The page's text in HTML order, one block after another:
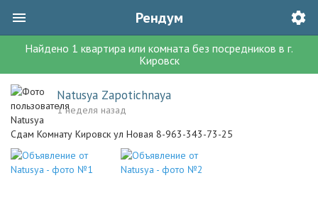
Рендум
Найдено 1 квартира или комната без посредников в г.
Кировск
Natusya Zapotichnaya
1 неделя назад
Сдам Комнату Кировск ул Новая 8-963-343-73-25